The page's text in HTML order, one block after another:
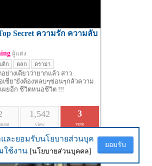
ละยอมรับนโยบายส่วนบุค
ใช้งาน [นโยบายส่วนบุคคล]
ยอมรับ
Secret ความรัก ความลับ
ผู้แต่ง
ติก ตลก ดราม่า
ย่างเดียวว่ายากแล้ว สาว
เซีย"ยังต้องหลบๆซ่อนๆกลัวความ
ผยอีก ชีวิตหนอชีวิต !!!
1,542
view
3
vote
ละยอมรับนโยบายส่วนบุค
ใช้งาน [นโยบายส่วนบุคคล]
ยอมรับ